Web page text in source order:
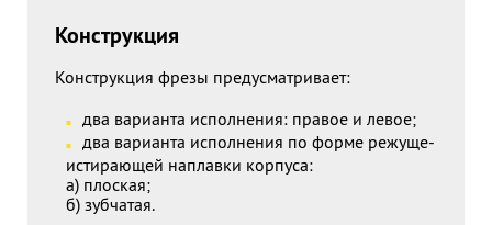
Конструкция
Конструкция фрезы предусматривает:
два варианта исполнения: правое и левое;
два варианта исполнения по форме режуще-
истирающей наплавки корпуса:
а) плоская;
б) зубчатая.